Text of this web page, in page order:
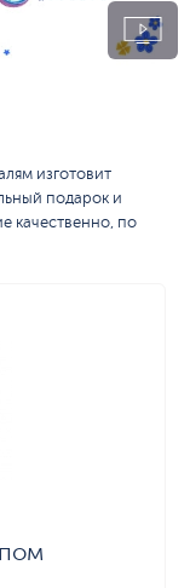
изготовит
подарок и
качественно, по